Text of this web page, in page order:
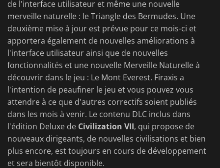
de l'interface utilisateur et même une nouvelle
merveille naturelle : le Triangle des Bermudes. Une
deuxième mise à jour est prévue pour ce mois-ci et
apportera également de nouvelles améliorations à
l'interface utilisateur ainsi que de nouvelles
fonctionnalités et une nouvelle Merveille Naturelle à
découvrir dans le jeu : Le Mont Everest. Firaxis a
l'intention de peaufiner le jeu et vous pouvez vous
attendre à ce que d'autres correctifs soient publiés
dans les mois à venir. Le contenu DLC inclus dans
l'édition Deluxe de Civilization VII, qui propose de
nouveaux dirigeants, de nouvelles civilisations et bien
plus encore, est toujours en cours de développement
et sera bientôt disponible.